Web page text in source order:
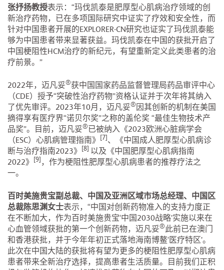
张抒扬教授表示：“玛伐凯泰是肥厚型心肌病治疗领域的创
新治疗药物，已在多项国际研究中证实了疗效和安全性，而
针对中国患者开展的EXPLORER-CN研究也证实了玛伐凯泰能
够为中国患者带来显著获益。玛伐凯泰在中国的获批开启了
中国梗阻性HCM治疗的新纪元，有望重新定义此类患者的治
疗前景。”
2022年，迈凡妥®获中国国家药品监督管理局药品审评中心
（CDE）授予“突破性治疗药物”资格认证并于次年将其纳入
了优先审评。2023年10月，迈凡妥® 因其创新的机制在美国
摘得享有医疗界“诺贝尔奖”之称的盖伦奖 “最佳生物技术产
品奖”。目前，迈凡妥® 已被纳入《2023欧洲心脏病学会
（ESC）心肌病管理指南》
[7] 、《中国成人肥厚型心肌病诊
断与治疗指南2023》
[8] 以及《中国肥厚型心肌病指南
2022》
[9] ，作为梗阻性肥厚型心肌病患者的推荐疗法之
一。
百时美施贵宝副总裁、中国及亚洲区域市场总经理、中国区
总裁陈思渊女士表示，“中国对创新药物准入的支持力度正
在不断加大，作为百时美施贵宝‘中国2030战略’实施以来在
心血管领域获批的第一个创新药物，迈凡妥® 此前已在澳门
和香港获批，并于今年年初正式落地海南博鳌‘医疗特区’。
此次在中国大陆的获批将有望为更多的梗阻性肥厚型心肌病
患者带来全新治疗选择，提高患者生活质量。目前我们正积